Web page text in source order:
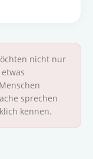
nicht nur
sprechen
kennen.